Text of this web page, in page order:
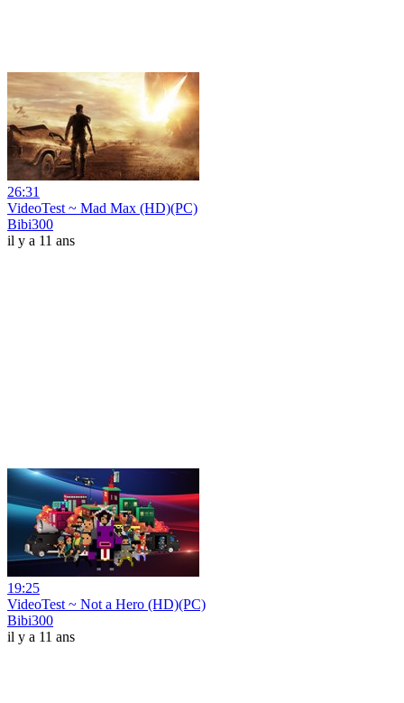
26:31
VideoTest ~ Mad Max (HD)(PC)
Bibi300
il y a 11 ans
19:25
VideoTest ~ Not a Hero (HD)(PC)
Bibi300
il y a 11 ans